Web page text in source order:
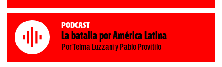
Podcast
La batalla por América Latina
Por Telma Luzzani y Pablo Provitilo